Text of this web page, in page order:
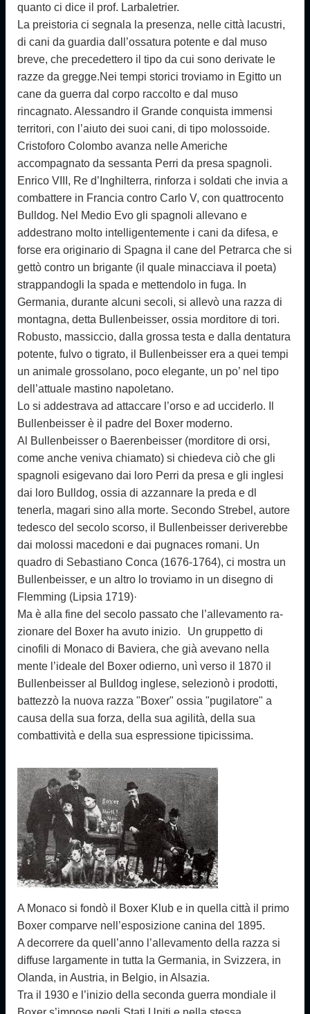
quanto ci dice il prof. Larbaletrier.
La preistoria ci segnala la presenza, nelle città lacustri,
di cani da guardia dall’ossatura potente e dal muso
breve, che precedettero il tipo da cui sono derivate le
razze da gregge.Nei tempi storici troviamo in Egitto un
cane da guer­ra dal corpo raccolto e dal muso
rincagnato. Alessandro il Grande conquista immensi
territori, con l’aiuto dei suoi cani, di tipo molossoide.
Cristoforo Colombo avanza nelle Americhe
accompagnato da sessanta Perri da presa spagnoli.
Enrico VIII, Re d’Inghilterra, rinforza i soldati che invia a
combattere in Francia contro Carlo V, con quattrocento
Bulldog. Nel Medio Evo gli spagnoli allevano e
addestrano molto intelligentemente i cani da difesa, e
forse era originario di Spagna il cane del Petrarca che si
gettò con­tro un brigante (il quale minacciava il poeta)
strap­pandogli la spada e mettendolo in fuga. In
Germania, durante alcuni secoli, si allevò una razza di
montagna, detta Bullenbeisser, ossia morditore di tori.
Robusto, massiccio, dalla grossa testa e dalla den­tatura
potente, fulvo o tigrato, il Bullenbeisser era a quei tempi
un animale grossolano, poco elegante, un po’ nel tipo
dell’attuale mastino napoletano.
Lo si ad­destrava ad attaccare l’orso e ad ucciderlo. Il
Bullen­beisser è il padre del Boxer moderno.
Al Bullenbeisser o Baerenbeisser (morditore di orsi,
come anche veniva chiamato) si chiedeva ciò che gli
spagnoli esigevano dai loro Perri da presa e gli ingle­si
dai loro Bulldog, ossia di azzannare la preda e dl
tenerla, magari sino alla morte. Secondo Strebel, autore
tedesco del secolo scorso, il Bullenbeisser deriverebbe
dai molossi macedoni e dai pugnaces romani. Un
quadro di Sebastiano Conca (1676-1764), ci mostra un
Bullenbeisser, e un altro lo troviamo in un disegno di
Flemming (Lipsia 1719)·
Ma è alla fine del secolo passato che l’allevamento ra­
zionare del Boxer ha avuto inizio. Un gruppetto di
cinofili di Monaco di Baviera, che già avevano nella
mente l’ideale del Boxer odierno, unì verso il 1870 il
Bullenbeisser al Bulldog inglese, selezionò i prodotti,
battezzò la nuova razza "Boxer" ossia "pugilatore" a
causa della sua forza, della sua agilità, della sua
combattività e della sua espressione tipicissima.
A Monaco si fondò il Boxer Klub e in quella città il primo
Boxer comparve nell’esposizione canina del 1895.
A decorrere da quell’anno l’allevamento della razza si
diffuse largamente in tutta la Germania, in Svizze­ra, in
Olanda, in Austria, in Belgio, in Alsazia.
Tra il 1930 e l’inizio della seconda guerra mondiale il